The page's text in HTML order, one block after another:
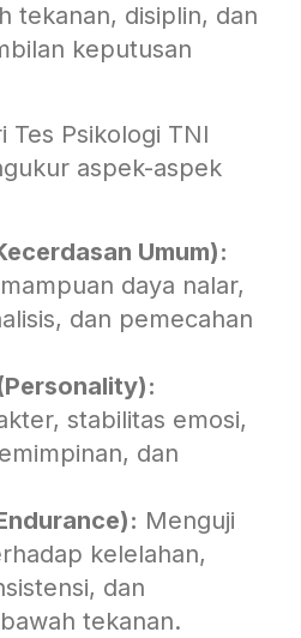
tekanan, disiplin, dan
keputusan
Tes Psikologi TNI
aspek-aspek
Umum):
daya nalar,
dan pemecahan
stabilitas emosi,
dan
Menguji
kelelahan,
dan
tekanan.